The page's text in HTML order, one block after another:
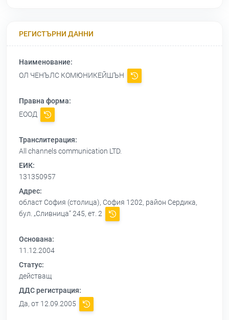
РЕГИСТЪРНИ ДАННИ
Наименование:
ОЛ ЧЕНЪЛС КОМЮНИКЕЙШЪН
Правна форма:
ЕООД
Транслитерация:
All channels communication LTD.
ЕИК:
131350957
Адрес:
област София (столица), София 1202, район Сердика,
бул. „Сливница“ 245, ет. 2
Основана:
11.12.2004
Статус:
действащ
ДДС регистрация:
Да, от 12.09.2005